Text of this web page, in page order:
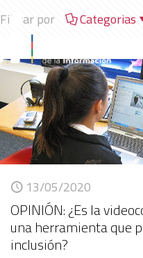
Filtrar por Categorias
13/05/2020
OPINIÓN: ¿Es la
una herramienta que
inclusión?